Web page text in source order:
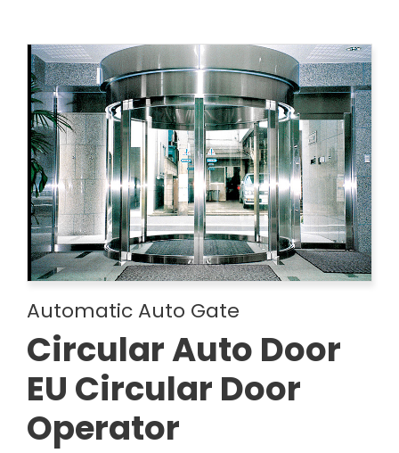
Automatic Auto Gate
Circular Auto Door
EU Circular Door
Operator